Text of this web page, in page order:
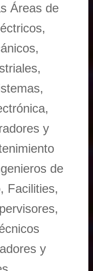
Áreas de
y
de
Facilities,
y